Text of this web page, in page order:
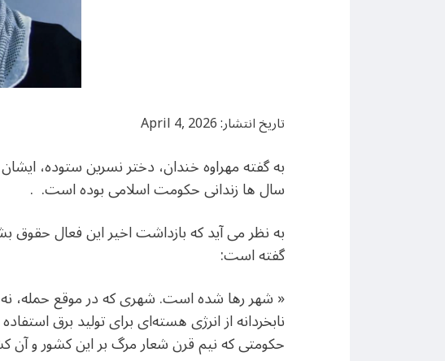
تاریخ انتشار: April 4, 2026
به گفته مهراوه خندان، دختر نسرین ستوده،
سال ها زندانی حکومت اسلامی بوده است. .
به نظر می آید که بازداشت اخیر این فعال حقوق
گفته است:
« شهر رها شده است. شهری که در موقع حمله،
نابخردانه از انرژی هسته‌ای برای تولید برق
حکومتی که نیم قرن شعار مرگ بر این کشور و